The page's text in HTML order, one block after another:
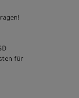
für